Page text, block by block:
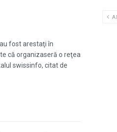
fost arestaţi în
că organizaseră o reţea
swissinfo, citat de